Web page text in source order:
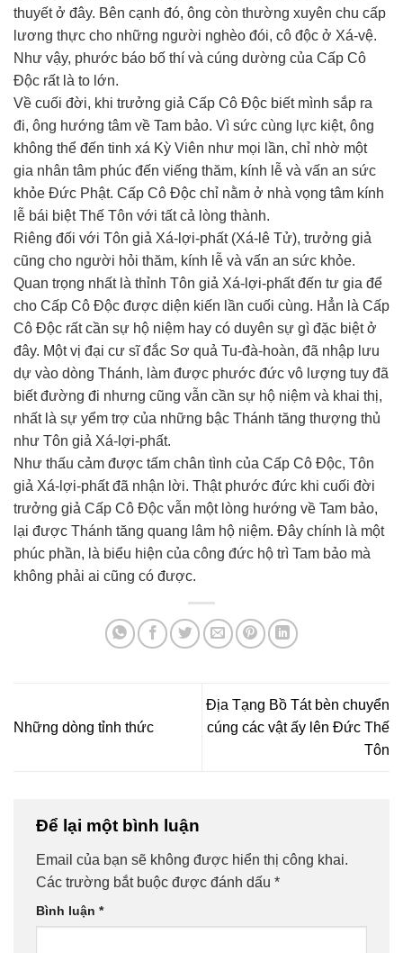
thuyết ở đây. Bên cạnh đó, ông còn thường xuyên chu cấp
lương thực cho những người nghèo đói, cô độc ở Xá-vệ.
Như vậy, phước báo bố thí và cúng dường của Cấp Cô
Độc rất là to lớn.
Về cuối đời, khi trưởng giả Cấp Cô Độc biết mình sắp ra
đi, ông hướng tâm về Tam bảo. Vì sức cùng lực kiệt, ông
không thể đến tinh xá Kỳ Viên như mọi lần, chỉ nhờ một
gia nhân tâm phúc đến viếng thăm, kính lễ và vấn an sức
khỏe Đức Phật. Cấp Cô Độc chỉ nằm ở nhà vọng tâm kính
lễ bái biệt Thế Tôn với tất cả lòng thành.
Riêng đối với Tôn giả Xá-lợi-phất (Xá-lê Tử), trưởng giả
cũng cho người hỏi thăm, kính lễ và vấn an sức khỏe.
Quan trọng nhất là thỉnh Tôn giả Xá-lợi-phất đến tư gia để
cho Cấp Cô Độc được diện kiến lần cuối cùng. Hẳn là Cấp
Cô Độc rất cần sự hộ niệm hay có duyên sự gì đặc biệt ở
đây. Một vị đại cư sĩ đắc Sơ quả Tu-đà-hoàn, đã nhập lưu
dự vào dòng Thánh, làm được phước đức vô lượng tuy đã
biết đường đi nhưng cũng vẫn cần sự hộ niệm và khai thị,
nhất là sự yểm trợ của những bậc Thánh tăng thượng thủ
như Tôn giả Xá-lợi-phất.
Như thấu cảm được tấm chân tình của Cấp Cô Độc, Tôn
giả Xá-lợi-phất đã nhận lời. Thật phước đức khi cuối đời
trưởng giả Cấp Cô Độc vẫn một lòng hướng về Tam bảo,
lại được Thánh tăng quang lâm hộ niệm. Đây chính là một
phúc phần, là biểu hiện của công đức hộ trì Tam bảo mà
không phải ai cũng có được.
Những dòng tỉnh thức
Địa Tạng Bồ Tát bèn chuyển
cúng các vật ấy lên Đức Thế
Tôn
Để lại một bình luận
Email của bạn sẽ không được hiển thị công khai.
Các trường bắt buộc được đánh dấu *
Bình luận *